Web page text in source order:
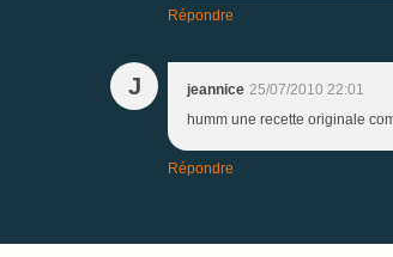
Répondre
J jeannice 25/07/2010 22:01
humm une recette originale
Répondre